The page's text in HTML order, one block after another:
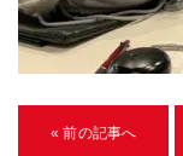
受講生紹介
イベント
ブログ
« 前の記事へ